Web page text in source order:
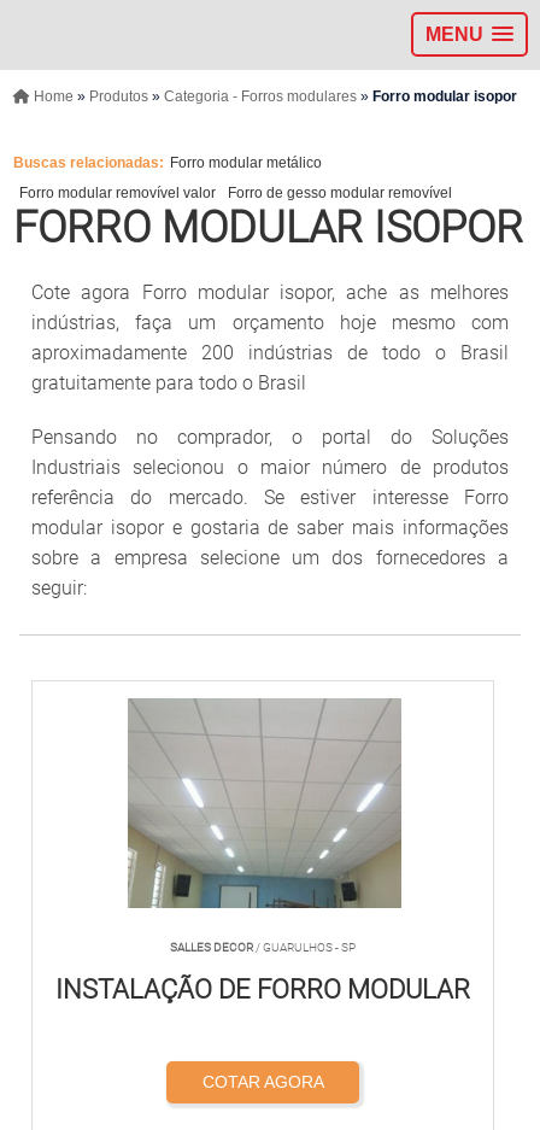
MENU
Home » Produtos» Categoria - Forros modulares» Forro modular isopor
Buscas relacionadas: Forro modular metálico
Forro modular removível valor
Forro de gesso modular removível
FORRO MODULAR ISOPOR
Cote agora Forro modular isopor, ache as melhores
indústrias, faça um orçamento hoje mesmo com
aproximadamente 200 indústrias de todo o Brasil
gratuitamente para todo o Brasil
Pensando no comprador, o portal do Soluções
Industriais selecionou o maior número de produtos
referência do mercado. Se estiver interesse Forro
modular isopor e gostaria de saber mais informações
sobre a empresa selecione um dos fornecedores a
seguir:
SALLES DECOR / GUARULHOS - SP
INSTALAÇÃO DE FORRO MODULAR
COTAR AGORA